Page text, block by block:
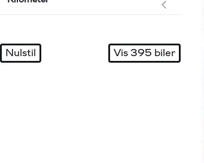
Nulstil Vis 395 biler